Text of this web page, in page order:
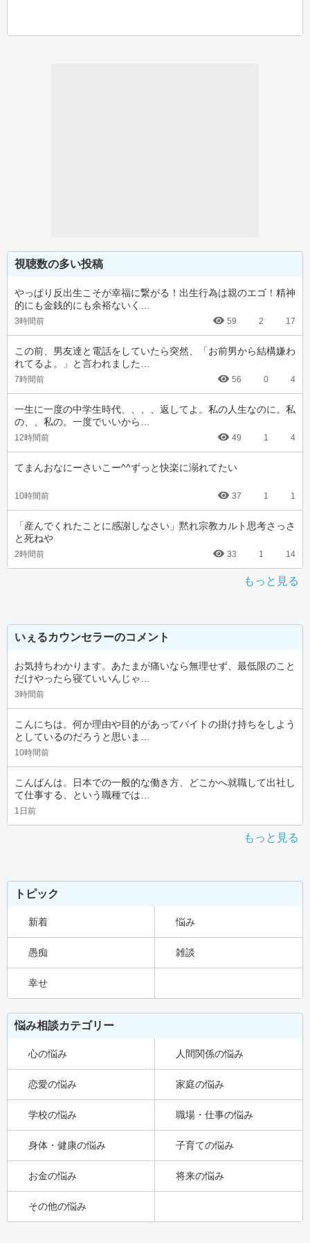
視聴数の多い投稿
やっぱり反出生こそが幸福に繋がる！出生行為は親のエゴ！精神
的にも金銭的にも余裕ないく…
3時間前 59 2 17
この前、男友達と電話をしていたら突然、「お前男から結構嫌わ
れてるよ。」と言われました…
7時間前 56 0 4
一生に一度の中学生時代、、、、返してよ。私の人生なのに。私
の、、私の。一度でいいから…
12時間前 49 1 4
てまんおなにーさいこー^^ずっと快楽に溺れてたい
10時間前 37 1 1
「産んでくれたことに感謝しなさい」黙れ宗教カルト思考さっさ
と死ねや
2時間前 33 1 14
もっと見る
いぇるカウンセラーのコメント
お気持ちわかります。あたまが痛いなら無理せず、最低限のこと
だけやったら寝ていいんじゃ…
3時間前
こんにちは。何か理由や目的があってバイトの掛け持ちをしよう
としているのだろうと思いま…
10時間前
こんばんは。日本での一般的な働き方、どこかへ就職して出社し
て仕事する、という職種では…
1日前
もっと見る
トピック
新着 悩み
愚痴 雑談
幸せ
悩み相談カテゴリー
心の悩み 人間関係の悩み
恋愛の悩み 家庭の悩み
学校の悩み 職場・仕事の悩み
身体・健康の悩み 子育ての悩み
お金の悩み 将来の悩み
その他の悩み